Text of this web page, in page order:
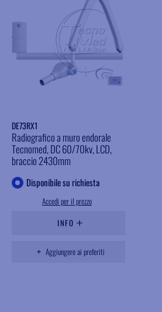
DE73RX1
Radiografico a muro endorale
Tecnomed, DC 60/70kv, LCD,
braccio 2430mm
Disponibile su richiesta
Accedi per il prezzo
INFO
Aggiungere ai preferiti